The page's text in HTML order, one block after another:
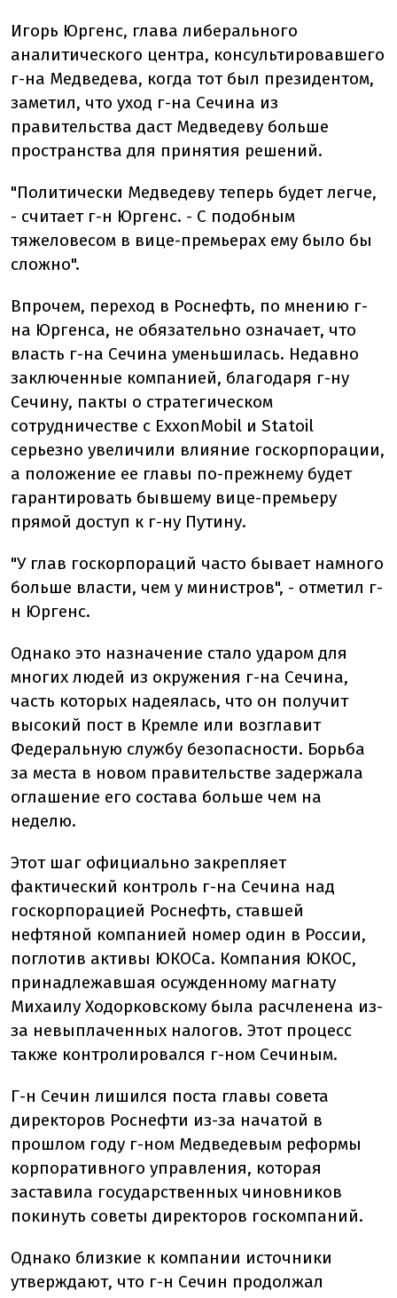
Игорь Юргенс, глава либерального
аналитического центра, консультировавшего
г-на Медведева, когда тот был президентом,
заметил, что уход г-на Сечина из
правительства даст Медведеву больше
пространства для принятия решений.
"Политически Медведеву теперь будет легче,
- считает г-н Юргенс. - С подобным
тяжеловесом в вице-премьерах ему было бы
сложно".
Впрочем, переход в Роснефть, по мнению г-
на Юргенса, не обязательно означает, что
власть г-на Сечина уменьшилась. Недавно
заключенные компанией, благодаря г-ну
Сечину, пакты о стратегическом
сотрудничестве с ExxonMobil и Statoil
серьезно увеличили влияние госкорпорации,
а положение ее главы по-прежнему будет
гарантировать бывшему вице-премьеру
прямой доступ к г-ну Путину.
"У глав госкорпораций часто бывает намного
больше власти, чем у министров", - отметил г-
н Юргенс.
Однако это назначение стало ударом для
многих людей из окружения г-на Сечина,
часть которых надеялась, что он получит
высокий пост в Кремле или возглавит
Федеральную службу безопасности. Борьба
за места в новом правительстве задержала
оглашение его состава больше чем на
неделю.
Этот шаг официально закрепляет
фактический контроль г-на Сечина над
госкорпорацией Роснефть, ставшей
нефтяной компанией номер один в России,
поглотив активы ЮКОСа. Компания ЮКОС,
принадлежавшая осужденному магнату
Михаилу Ходорковскому была расчленена из-
за невыплаченных налогов. Этот процесс
также контролировался г-ном Сечиным.
Г-н Сечин лишился поста главы совета
директоров Роснефти из-за начатой в
прошлом году г-ном Медведевым реформы
корпоративного управления, которая
заставила государственных чиновников
покинуть советы директоров госкомпаний.
Однако близкие к компании источники
утверждают, что г-н Сечин продолжал